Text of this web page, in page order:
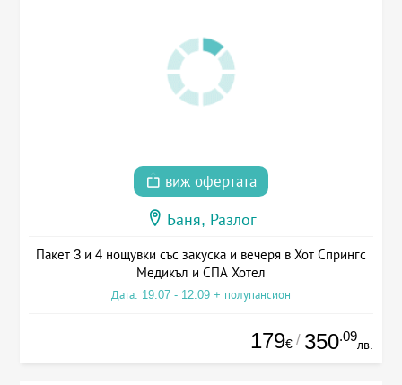
виж офертата
Баня, Разлог
Пакет 3 и 4 нощувки със закуска и вечеря в Хот Спрингс
Медикъл и СПА Хотел
Дата: 19.07 - 12.09 + полупансион
179€ / 350.09
лв.